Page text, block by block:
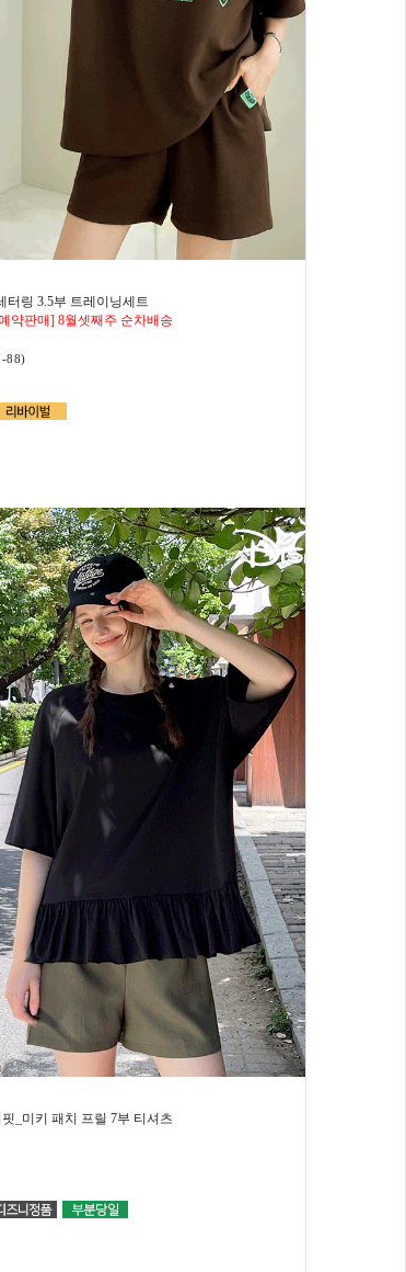
터링 3.5부 트레이닝세트
약판매] 8월셋째주 순차배송
88)
_미키 패치 프릴 7부 티셔츠